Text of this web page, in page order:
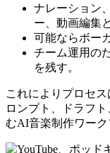
ナレーション
ー、動画編集
可能ならボー
チーム運用の
を残す。
これによりプロセ
ロンプト、ドラフ
むAI音楽制作ワーク